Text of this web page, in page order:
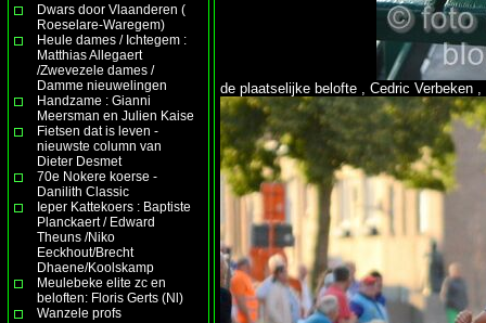
Dwars door Vlaanderen (
Roeselare-Waregem)
Heule dames / Ichtegem :
Matthias Allegaert
/Zwevezele dames /
Damme nieuwelingen
Handzame : Gianni
Meersman en Julien Kaise
Fietsen dat is leven -
nieuwste column van
Dieter Desmet
70e Nokere koerse -
Danilith Classic
Ieper Kattekoers : Baptiste
Planckaert / Edward
Theuns /Niko
Eeckhout/Brecht
Dhaene/Koolskamp
Meulebeke elite zc en
beloften: Floris Gerts (Nl)
Wanzele profs
de plaatselijke belofte , Cedric Verbeken